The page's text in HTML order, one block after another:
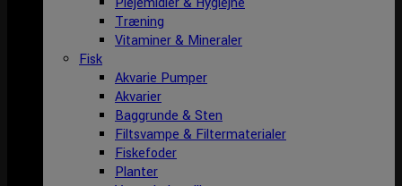
Træning
Vitaminer & Mineraler
Fisk
Akvarie Pumper
Akvarier
Baggrunde & Sten
Filtsvampe & Filtermaterialer
Fiskefoder
Planter